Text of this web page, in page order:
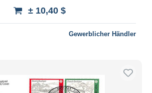
± 10,40 $
Gewerblicher Händler